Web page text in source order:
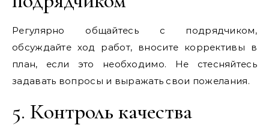
Регулярно общайтесь с подрядчиком,
обсуждайте ход работ, вносите коррективы в
план, если это необходимо. Не стесняйтесь
задавать вопросы и выражать свои пожелания.
5. Контроль качества